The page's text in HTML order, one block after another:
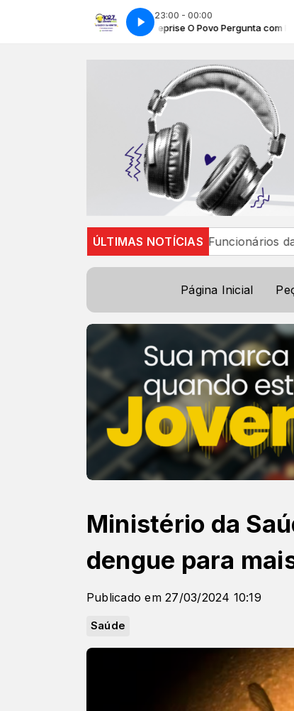
23:00 - 00:00
Reprise O Povo Pergunta com
Era de Ouro Era de
ÚLTIMAS NOTÍCIAS
Paulista Funcionários da CPTM
Página Inicial
Ministério da
dengue para
Publicado em 27/03/2024 10:19
Saúde